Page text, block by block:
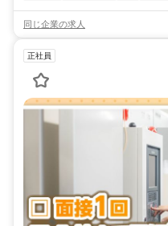
同じ企業の求人
正社員